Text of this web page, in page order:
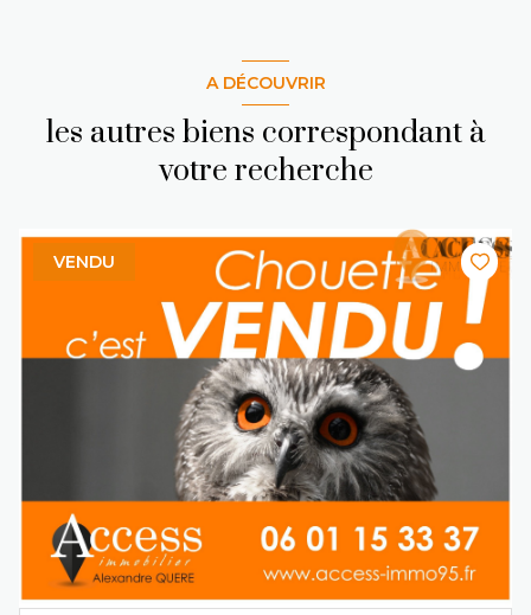
A DÉCOUVRIR
les autres biens correspondant à
votre recherche
VENDU